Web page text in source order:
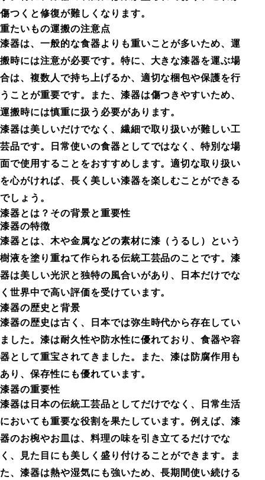
傷つくと修復が難しくなります。
重たいもの運搬の注意点
漆器は、一般的な食器よりも重いことが多いため、運
搬時には注意が必要です。特に、大きな漆器を運ぶ場
合は、複数人で持ち上げるか、適切な梱包や保護を行
うことが重要です。また、漆器は傷つきやすいため、
運搬時には慎重に扱う必要があります。
漆器は美しいだけでなく、繊細で取り扱いが難しい工
芸品です。日常使いの食器としてではなく、特別な場
面で使用することをおすすめします。適切な取り扱い
を心がければ、長く美しい漆器を楽しむことができる
でしょう。
漆器とは？その背景と重要性
漆器の特徴
漆器とは、木や金属などの素材に漆（うるし）という
樹液を塗り重ねて作られる伝統工芸品のことです。漆
器は美しい光沢と独特の風合いがあり、日本だけでな
く世界中で高い評価を受けています。
漆器の歴史と背景
漆器の歴史は古く、日本では弥生時代から存在してい
ました。漆は耐久性や防水性に優れており、食器や容
器として重宝されてきました。また、漆は防腐作用も
あり、保存性にも優れています。
漆器の重要性
漆器は日本の伝統工芸品としてだけでなく、日常生活
においても重要な役割を果たしています。例えば、漆
器のお椀やお皿は、料理の味を引き立てるだけでな
く、見た目にも美しく盛り付けることができます。ま
た、漆器は熱や湿気にも強いため、長期間使い続ける